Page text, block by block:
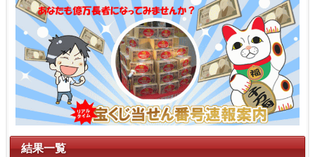
結果一覧